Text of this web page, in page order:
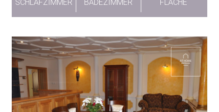
SCHLAFZIMMER
BADEZIMMER
FLÄCHE